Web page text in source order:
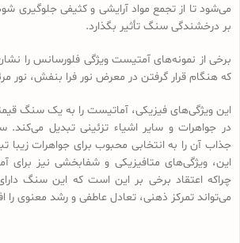
می‌شود تا از تجمع مواد آرایشی و کثیفی جلوگیری
بر درخشندگی سنگ تأثیر بگذارد.
برخی از نمونه‌های آمتیست ویژگی فلورسانس را
که هنگام قرار گرفتن در معرض نور فرا بنفش، نور
این ویژگی‌های فیزیکی، آماتیست را به یک سنگ
در جواهرات و سایر اشیاء تزئینی تبدیل
جذاب آن را به انتخابی محبوب برای جواهرات زیبا
این، ویژگی‌های متافیزیکی و شفابخشی نیز
چراکه اعتقاد برخی بر این است که این سنگ
می‌تواند تمرکز ذهنی، تعادل عاطفی و رشد معنوی را